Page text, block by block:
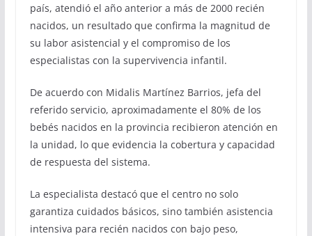
país, atendió el año anterior a más de 2000 recién
nacidos, un resultado que confirma la magnitud de
su labor asistencial y el compromiso de los
especialistas con la supervivencia infantil.
De acuerdo con Midalis Martínez Barrios, jefa del
referido servicio, aproximadamente el 80% de los
bebés nacidos en la provincia recibieron atención en
la unidad, lo que evidencia la cobertura y capacidad
de respuesta del sistema.
La especialista destacó que el centro no solo
garantiza cuidados básicos, sino también asistencia
intensiva para recién nacidos con bajo peso,